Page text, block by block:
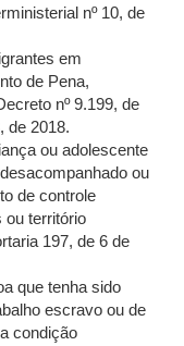
nº 10, de
em
de Pena,
nº 9.199, de
de 2018.
ou adolescente
ou
de controle
ou território
197, de 6 de
que tenha sido
escravo ou de
condição